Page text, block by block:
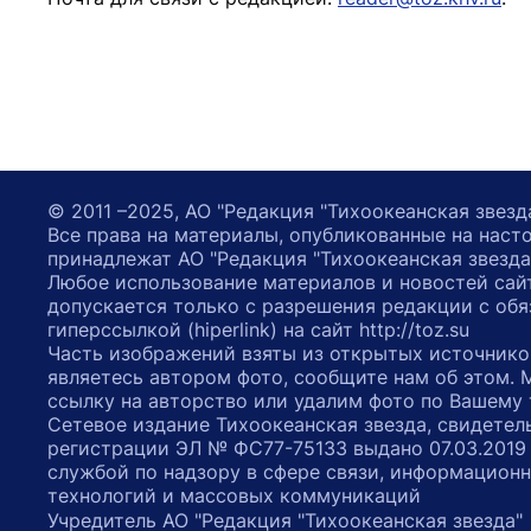
© 2011 –2025, АО "Редакция "Тихоокеанская
Все права на материалы, опубликованные на
принадлежат АО "Редакция "Тихоокеанская
Любое использование материалов и новостей
допускается только с разрешения редакции с
гиперссылкой (hiperlink) на сайт http://toz.su
Часть изображений взяты из открытых
являетесь автором фото, сообщите нам об этом.
ссылку на авторство или удалим фото по Вашему
Сетевое издание Тихоокеанская звезда,
регистрации ЭЛ № ФС77-75133 выдано
службой по надзору в сфере связи,
технологий и массовых коммуникаций
Учредитель АО "Редакция "Тихоокеанская